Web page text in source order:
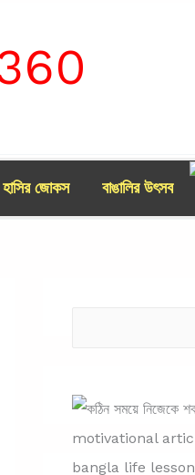
হাসির জোকস বাঙালির উৎসব